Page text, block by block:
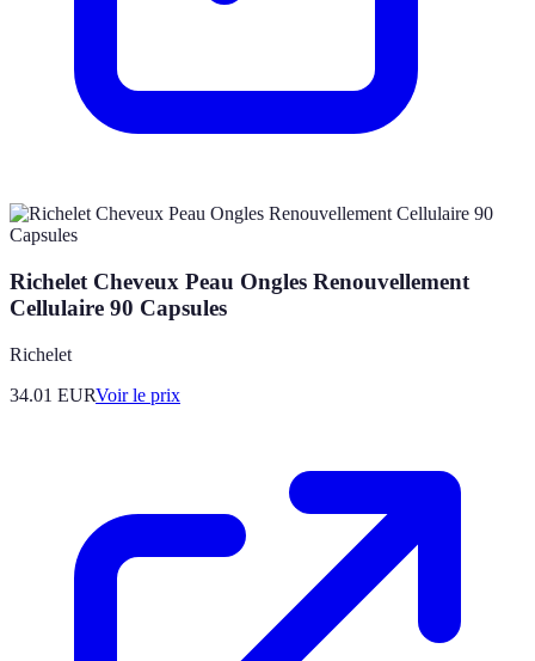
Richelet Cheveux Peau Ongles Renouvellement
Cellulaire 90 Capsules
Richelet
34.01 EURVoir le prix